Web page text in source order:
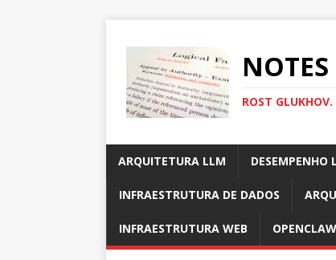
ROST
ARQUITETURA LLM DESEMPENHO
INFRAESTRUTURA DE DADOS
INFRAESTRUTURA WEB OPENCLAW